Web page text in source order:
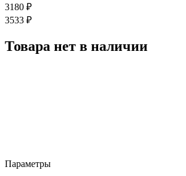
3180 ₽
3533 ₽
Товара нет в наличии
Параметры